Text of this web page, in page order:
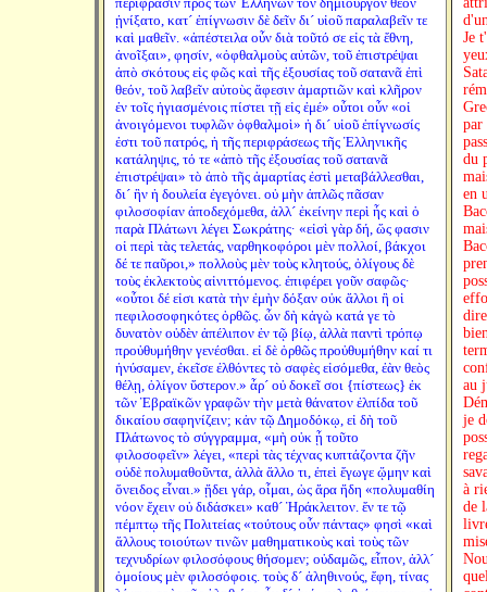
ᾐνίξατο, κατ´ ἐπίγνωσιν δὲ δεῖν δι´ υἱοῦ παραλαβεῖν τε
καὶ μαθεῖν. «ἀπέστειλα οὖν διὰ τοῦτό σε εἰς τὰ ἔθνη,
ἀνοῖξαι», φησίν, «ὀφθαλμοὺς αὐτῶν, τοῦ ἐπιστρέψαι
ἀπὸ σκότους εἰς φῶς καὶ τῆς ἐξουσίας τοῦ σατανᾶ ἐπὶ
θεόν, τοῦ λαβεῖν αὐτοὺς ἄφεσιν ἁμαρτιῶν καὶ κλῆρον
ἐν τοῖς ἡγιασμένοις πίστει τῇ εἰς ἐμέ» οὗτοι οὖν «οἱ
ἀνοιγόμενοι τυφλῶν ὀφθαλμοὶ» ἡ δι´ υἱοῦ ἐπίγνωσίς
ἐστι τοῦ πατρός, ἡ τῆς περιφράσεως τῆς Ἑλληνικῆς
κατάληψις, τό τε «ἀπὸ τῆς ἐξουσίας τοῦ σατανᾶ
ἐπιστρέψαι» τὸ ἀπὸ τῆς ἁμαρτίας ἐστὶ μεταβάλλεσθαι,
δι´ ἣν ἡ δουλεία ἐγεγόνει. οὐ μὴν ἁπλῶς πᾶσαν
φιλοσοφίαν ἀποδεχόμεθα, ἀλλ´ ἐκείνην περὶ ἧς καὶ ὁ
παρὰ Πλάτωνι λέγει Σωκράτης· «εἰσὶ γὰρ δή, ὥς φασιν
οἱ περὶ τὰς τελετάς, ναρθηκοφόροι μὲν πολλοί, βάκχοι
δέ τε παῦροι,» πολλοὺς μὲν τοὺς κλητούς, ὀλίγους δὲ
τοὺς ἐκλεκτοὺς αἰνιττόμενος. ἐπιφέρει γοῦν σαφῶς·
«οὗτοι δέ εἰσι κατὰ τὴν ἐμὴν δόξαν οὐκ ἄλλοι ἢ οἱ
πεφιλοσοφηκότες ὀρθῶς. ὧν δὴ κἀγὼ κατά γε τὸ
δυνατὸν οὐδὲν ἀπέλιπον ἐν τῷ βίῳ, ἀλλὰ παντὶ τρόπῳ
προὐθυμήθην γενέσθαι. εἰ δὲ ὀρθῶς προὐθυμήθην καί τι
ἠνύσαμεν, ἐκεῖσε ἐλθόντες τὸ σαφὲς εἰσόμεθα, ἐὰν θεὸς
θέλῃ, ὀλίγον ὕστερον.» ἆρ´ οὐ δοκεῖ σοι {πίστεως} ἐκ
τῶν Ἑβραϊκῶν γραφῶν τὴν μετὰ θάνατον ἐλπίδα τοῦ
δικαίου σαφηνίζειν; κἀν τῷ Δημοδόκῳ, εἰ δὴ τοῦ
Πλάτωνος τὸ σύγγραμμα, «μὴ οὐκ ᾖ τοῦτο
φιλοσοφεῖν» λέγει, «περὶ τὰς τέχνας κυπτάζοντα ζῆν
οὐδὲ πολυμαθοῦντα, ἀλλὰ ἄλλο τι, ἐπεὶ ἔγωγε ᾤμην καὶ
ὄνειδος εἶναι.» ᾔδει γάρ, οἶμαι, ὡς ἄρα ἤδη «πολυμαθίη
νόον ἔχειν οὐ διδάσκει» καθ´ Ἡράκλειτον. ἔν τε τῷ
πέμπτῳ τῆς Πολιτείας «τούτους οὖν πάντας» φησὶ «καὶ
ἄλλους τοιούτων τινῶν μαθηματικοὺς καὶ τοὺς τῶν
τεχνυδρίων φιλοσόφους θήσομεν; οὐδαμῶς, εἶπον, ἀλλ´
ὁμοίους μὲν φιλοσόφοις. τοὺς δ´ ἀληθινούς, ἔφη, τίνας
Je
par
du
en
au
je
à
de